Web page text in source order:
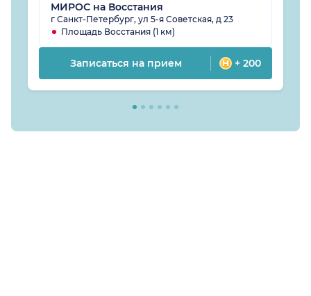
МИРОС на Восстания
г Санкт-Петербург, ул 5-я Советская, д 23
Площадь Восстания (1 км)
Записаться на прием + 200